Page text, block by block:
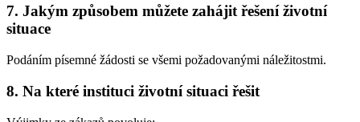
7. Jakým způsobem můžete zahájit řešení životní
situace
Podáním písemné žádosti se všemi požadovanými náležitostmi.
8. Na které instituci životní situaci řešit